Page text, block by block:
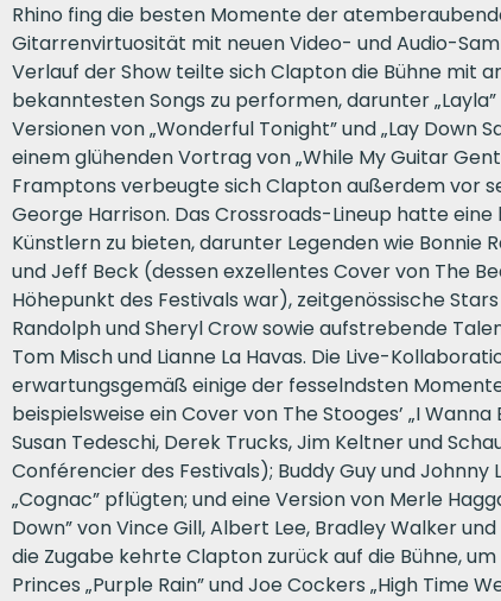
Rhino fing die besten Momente der
Gitarrenvirtuosität mit neuen Video- und Audio-
Verlauf der Show teilte sich Clapton die Bühne mit
bekanntesten Songs zu performen, darunter
Versionen von „Wonderful Tonight” und „Lay Down
einem glühenden Vortrag von „While My Guitar
Framptons verbeugte sich Clapton außerdem vor
George Harrison. Das Crossroads-Lineup hatte
Künstlern zu bieten, darunter Legenden wie Bonnie
und Jeff Beck (dessen exzellentes Cover von The
Höhepunkt des Festivals war), zeitgenössische
Randolph und Sheryl Crow sowie aufstrebende
Tom Misch und Lianne La Havas. Die Live-
erwartungsgemäß einige der fesselndsten
beispielsweise ein Cover von The Stooges’ „I
Susan Tedeschi, Derek Trucks, Jim Keltner und
Conférencier des Festivals); Buddy Guy und Johnny
„Cognac” pflügten; und eine Version von Merle
Down” von Vince Gill, Albert Lee, Bradley Walker
die Zugabe kehrte Clapton zurück auf die Bühne,
Princes „Purple Rain” und Joe Cockers „High Time